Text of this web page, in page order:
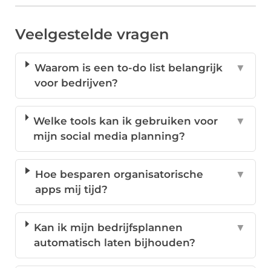
Veelgestelde vragen
Waarom is een to-do list belangrijk
voor bedrijven?
▼
Welke tools kan ik gebruiken voor
mijn social media planning?
▼
Hoe besparen organisatorische
apps mij tijd?
▼
Kan ik mijn bedrijfsplannen
automatisch laten bijhouden?
▼